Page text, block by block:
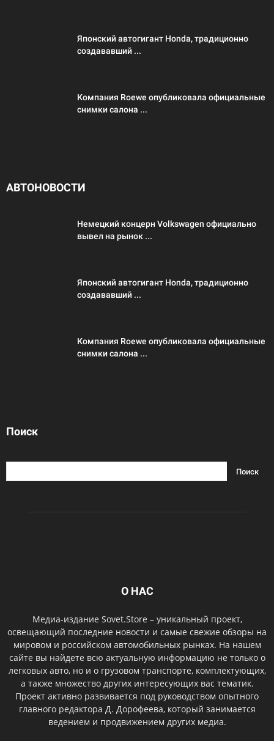
Японский автогигант Honda, традиционно
создававший ...
Компания Roewe опубликовала официальные
снимки салона ...
АВТОНОВОСТИ
Немецкий концерн Volkswagen официально
вывел на рынок ...
Японский автогигант Honda, традиционно
создававший ...
Компания Roewe опубликовала официальные
снимки салона ...
Поиск
О НАС
Медиа-издание Sovet.Store – уникальный проект,
освещающий последние новости и самые свежие обзоры на
мировом и российском автомобильных рынках. На нашем
сайте вы найдете всю актуальную информацию не только о
легковых авто, но и о грузовом транспорте, комплектующих,
а также множество других интересующих вас тематик.
Проект активно развивается под руководством опытного
главного редактора Д. Дорофеева, который занимается
ведением и продвижением других медиа.